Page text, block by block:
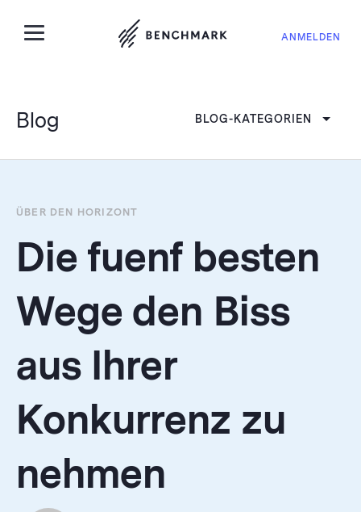
ANMELDEN
Blog BLOG-KATEGORIEN
ÜBER DEN HORIZONT
Die fuenf besten
Wege den Biss
aus Ihrer
Konkurrenz zu
nehmen